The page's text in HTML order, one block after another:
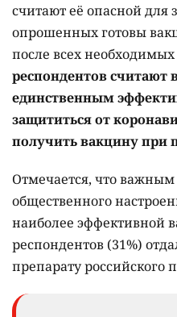
считают её опасной для
опрошенных готовы
после всех
респондентов считают
единственным
защититься от
получить вакцину при
Отмечается, что
общественного
наиболее эффективной
респондентов (31%)
препарату российского